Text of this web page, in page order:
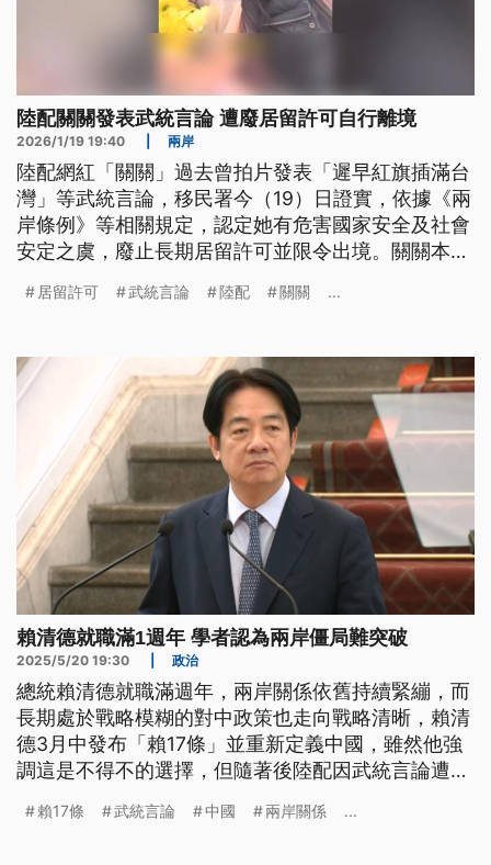
陸配關關發表武統言論 遭廢居留許可自行離境
2026/1/19 19:40 兩岸
陸配網紅「關關」過去曾拍片發表「遲早紅旗插滿台
灣」等武統言論，移民署今（19）日證實，依據《兩
岸條例》等相關規定，認定她有危害國家安全及社會
安定之虞，廢止長期居留許可並限令出境。關關本人
同時向留在台灣的孩子道別。
居留許可 武統言論 陸配 關關 ...
賴清德就職滿1週年 學者認為兩岸僵局難突破
2025/5/20 19:30 政治
總統賴清德就職滿週年，兩岸關係依舊持續緊繃，而
長期處於戰略模糊的對中政策也走向戰略清晰，賴清
德3月中發布「賴17條」並重新定義中國，雖然他強
調這是不得不的選擇，但隨著後陸配因武統言論遭限
者與學者認為，相較蔡政府時期的硬中帶軟，現在恐
賴17條 武統言論 中國 兩岸關係 ...